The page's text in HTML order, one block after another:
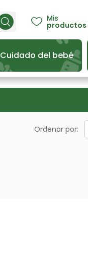
 Mis
productos
Cuidado del bebé
Ordenar por: